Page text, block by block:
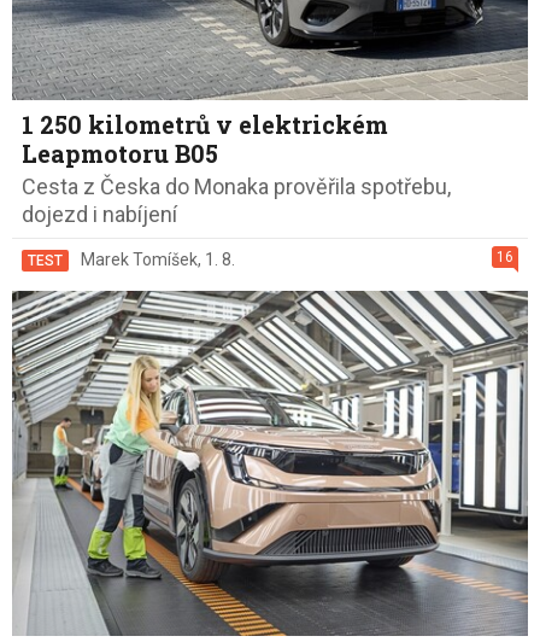
1 250 kilometrů v elektrickém
Leapmotoru B05
Cesta z Česka do Monaka prověřila spotřebu,
dojezd i nabíjení
16
TEST Marek Tomíšek, 1. 8.